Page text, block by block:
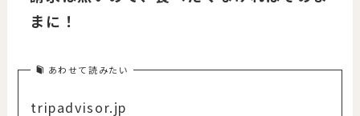
まに！
あわせて読みたい
tripadvisor.jp